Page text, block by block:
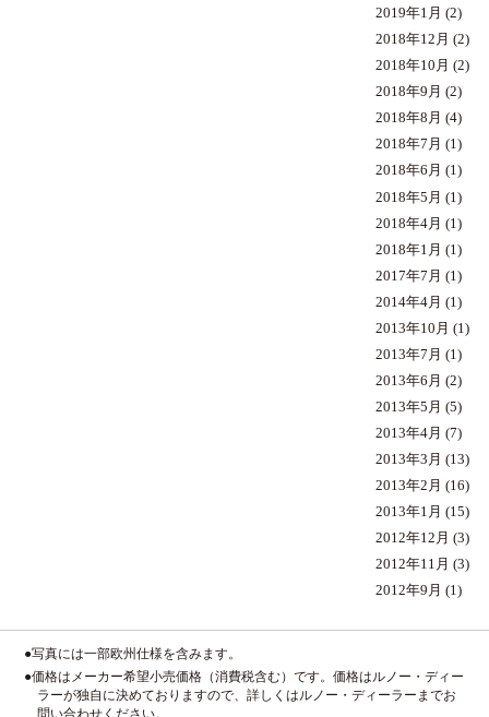
2019年1月 (2)
2018年12月 (2)
2018年10月 (2)
2018年9月 (2)
2018年8月 (4)
2018年7月 (1)
2018年6月 (1)
2018年5月 (1)
2018年4月 (1)
2018年1月 (1)
2017年7月 (1)
2014年4月 (1)
2013年10月 (1)
2013年7月 (1)
2013年6月 (2)
2013年5月 (5)
2013年4月 (7)
2013年3月 (13)
2013年2月 (16)
2013年1月 (15)
2012年12月 (3)
2012年11月 (3)
2012年9月 (1)
●写真には一部欧州仕様を含みます。
●価格はメーカー希望小売価格（消費税含む）です。価格はルノー・ディー
ラーが独自に決めておりますので、詳しくはルノー・ディーラーまでお
問い合わせください。